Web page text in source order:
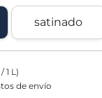
satinado
/1 L )
de envío